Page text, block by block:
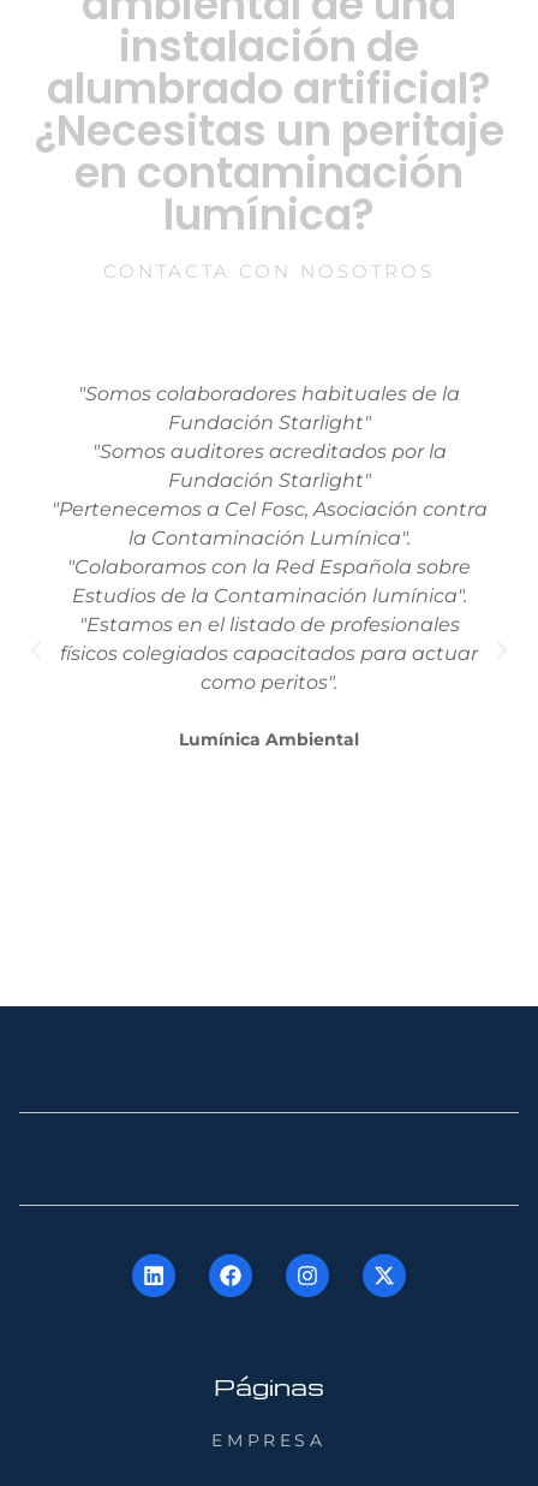
instalación de
alumbrado artificial?
¿Necesitas un peritaje
en contaminación
lumínica?
CONTACTA CON NOSOTROS
"Somos colaboradores habituales de la
Fundación Starlight"
"Somos auditores acreditados por la
Fundación Starlight"
"Pertenecemos a Cel Fosc, Asociación contra
la Contaminación Lumínica".
"Colaboramos con la Red Española sobre
Estudios de la Contaminación lumínica".
"Estamos en el listado de profesionales
físicos colegiados capacitados para actuar
como peritos".
Lumínica Ambiental
Páginas
EMPRESA